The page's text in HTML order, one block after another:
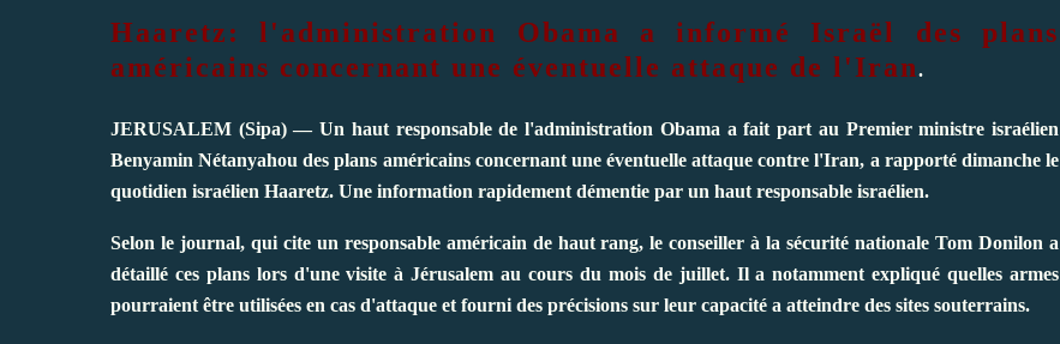
Haaretz: l'administration Obama a informé Israël des plans
américains concernant une éventuelle attaque de l'Iran.
JERUSALEM (Sipa) — Un haut responsable de l'administration Obama a fait part au Premier ministre israélien
Benyamin Nétanyahou des plans américains concernant une éventuelle attaque contre l'Iran, a rapporté dimanche le
quotidien israélien Haaretz. Une information rapidement démentie par un haut responsable israélien.
Selon le journal, qui cite un responsable américain de haut rang, le conseiller à la sécurité nationale Tom Donilon a
détaillé ces plans lors d'une visite à Jérusalem au cours du mois de juillet. Il a notamment expliqué quelles armes
pourraient être utilisées en cas d'attaque et fourni des précisions sur leur capacité a atteindre des sites souterrains.